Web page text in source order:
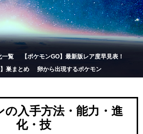
一覧
【ポケモンGO】最新版レア度早見表！
巣まとめ
卵から出現するポケモン
の入手方法・能力・進
化・技